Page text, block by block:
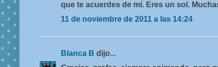
que te acuerdes de mí. Eres un sol.
11 de noviembre de 2011 a las 14:24
Blanca B dijo...